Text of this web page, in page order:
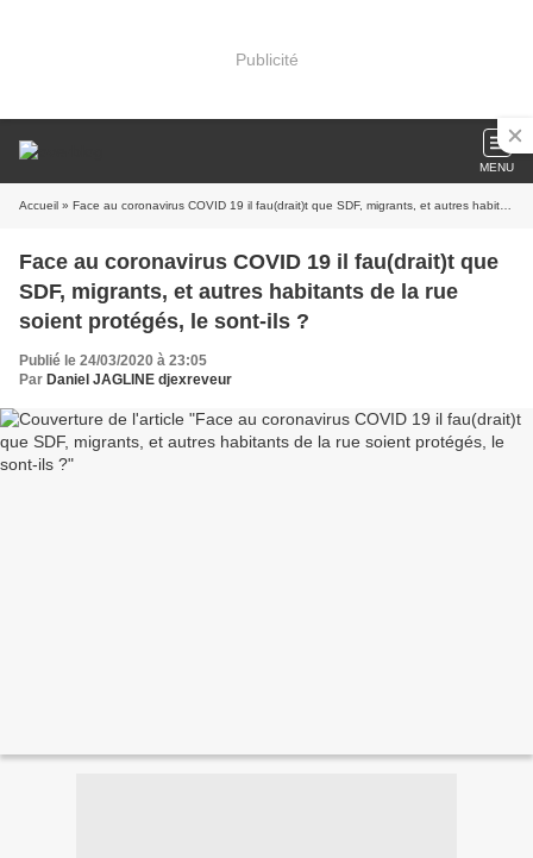
Publicité
MENU
Accueil » Face au coronavirus COVID 19 il fau(drait)t que SDF, migrants, et autres habitants de la rue soient protégés, le sont-ils ?
Face au coronavirus COVID 19 il fau(drait)t que
SDF, migrants, et autres habitants de la rue
soient protégés, le sont-ils ?
Publié le 24/03/2020 à 23:05
Par Daniel JAGLINE djexreveur